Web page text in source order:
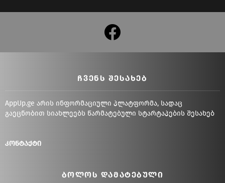
facebook
ᲩᲕᲔᲜᲡ ᲨᲔᲡᲐᲮᲔᲑ
AppUp.ge არის ინფორმაციული პლატფორმა, სადაც
გაეცნობით სიახლეებს წარმატებული სტარტაპების შესახებ
კონტაქტი
ᲑᲝᲚᲝᲡ ᲓᲐᲛᲐᲢᲔᲑᲣᲚᲘ